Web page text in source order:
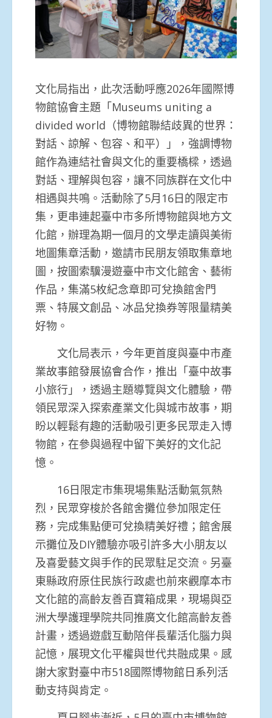
文化局指出，此次活動呼應2026年國際博
物館協會主題「Museums uniting a
divided world（博物館聯結歧異的世界：
對話、諒解、包容、和平）」
，強調博物
館作為連結社會與文化的重要橋樑，透過
對話、 理解與包容，讓不同族群在文化中
相遇與共鳴。 活動除了5月16日的限定市
集， 更串連起臺中市多所博物館與地方文
化館， 辦理為期一個月的文學走讀與美術
地圖集章活動， 邀請市民朋友領取集章地
圖，按圖索驥漫遊臺中市文化館舍、 藝術
作品，集滿5枚紀念章即可兌換館舍門
票、特展文創品、 冰品兌換券等限量精美
好物。
文化局表示，今年更首度與臺中市產
業故事館發展協會合作，推出「臺中故事
小旅行」，透過主題導覽與文化體驗， 帶
領民眾深入探索產業文化與城市故事， 期
盼以輕鬆有趣的活動吸引更多民眾走入博
物館， 在參與過程中留下美好的文化記
憶。
16日限定市集現場集點活動氣氛熱
烈， 民眾穿梭於各館舍攤位參加限定任
務，完成集點便可兌換精美好禮； 館舍展
示攤位及DIY體驗亦吸引許多大小朋友以
及喜愛藝文與手作的民眾駐足交流。 另臺
東縣政府原住民族行政處也前來觀摩本市
文化館的高齡友善百寶箱成果，現場與亞
洲大學護理學院共同推廣文化館高齡友善
計畫， 透過遊戲互動陪伴長輩活化腦力與
記憶， 展現文化平權與世代共融成果。感
謝大家對臺中市518國際博物館日系列活
動支持與肯定。